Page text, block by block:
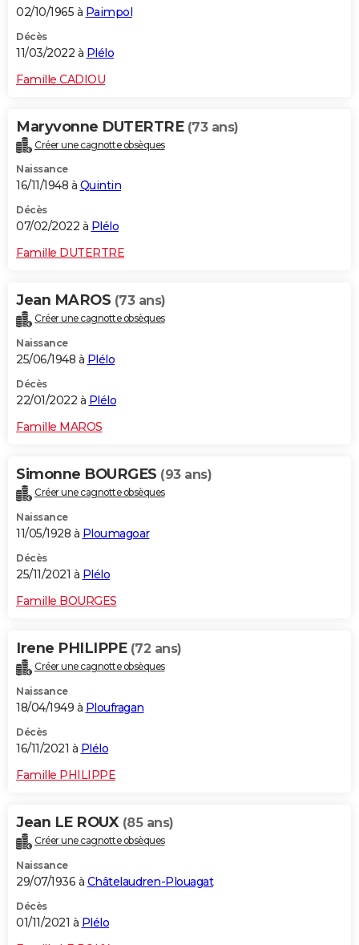
02/10/1965 à Paimpol
Décès
11/03/2022 à Plélo
Famille CADIOU
Maryvonne DUTERTRE (73 ans)
Créer une cagnotte obsèques
Naissance
16/11/1948 à Quintin
Décès
07/02/2022 à Plélo
Famille DUTERTRE
Jean MAROS (73 ans)
Créer une cagnotte obsèques
Naissance
25/06/1948 à Plélo
Décès
22/01/2022 à Plélo
Famille MAROS
Simonne BOURGES (93 ans)
Créer une cagnotte obsèques
Naissance
11/05/1928 à Ploumagoar
Décès
25/11/2021 à Plélo
Famille BOURGES
Irene PHILIPPE (72 ans)
Créer une cagnotte obsèques
Naissance
18/04/1949 à Ploufragan
Décès
16/11/2021 à Plélo
Famille PHILIPPE
Jean LE ROUX (85 ans)
Créer une cagnotte obsèques
Naissance
29/07/1936 à Châtelaudren-Plouagat
Décès
01/11/2021 à Plélo